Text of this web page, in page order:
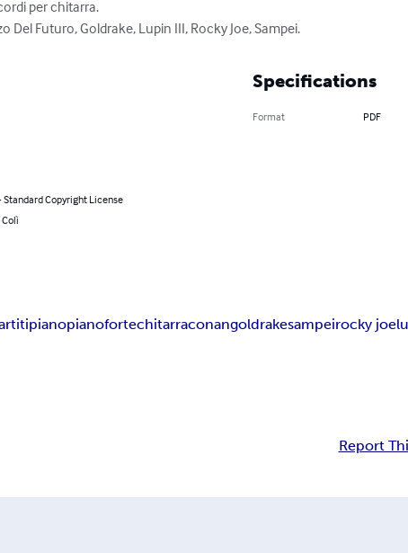
per chitarra.
Del Futuro, Goldrake, Lupin III, Rocky Joe, Sampei.
Standard Copyright License
Specifications
Format PDF
pianopianofortechitarraconangoldrakesampeirocky joe
Report